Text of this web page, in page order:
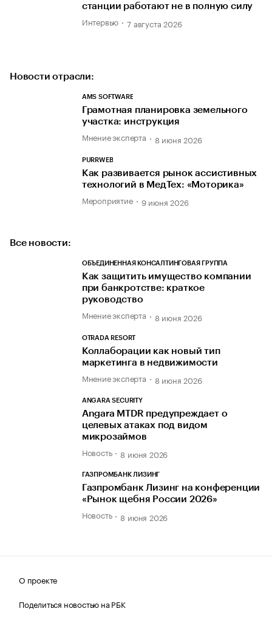
станции работают не в полную силу
Интервью 7 августа 2026
Новости отрасли:
AMS SOFTWARE
Грамотная планировка земельного
участка: инструкция
Мнение эксперта 8 июня 2026
PURRWEB
Как развивается рынок ассистивных
технологий в МедТех: «Моторика»
Мероприятие 9 июня 2026
Все новости:
ОБЪЕДИНЕННАЯ КОНСАЛТИНГОВАЯ ГРУППА
Как защитить имущество компании
при банкротстве: краткое
руководство
Мнение эксперта 8 июня 2026
OTRADA RESORT
Коллаборации как новый тип
маркетинга в недвижимости
Мнение эксперта 8 июня 2026
ANGARA SECURITY
Angara MTDR предупреждает о
целевых атаках под видом
микрозаймов
Новость 8 июня 2026
ГАЗПРОМБАНК ЛИЗИНГ
Газпромбанк Лизинг на конференции
«Рынок щебня России 2026»
Новость 8 июня 2026
О проекте
Поделиться новостью на РБК